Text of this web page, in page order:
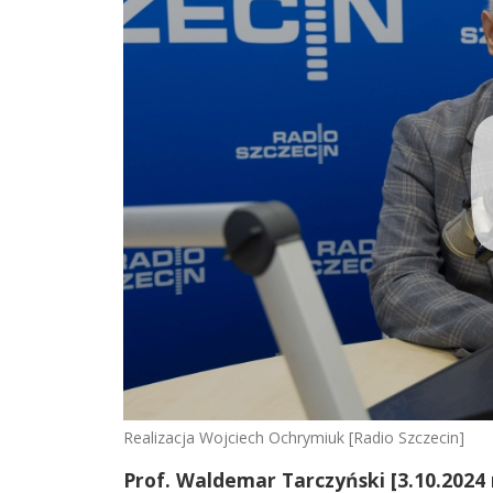
Realizacja Wojciech Ochrymiuk [Radio Szczecin]
Prof. Waldemar Tarczyński [3.10.2024